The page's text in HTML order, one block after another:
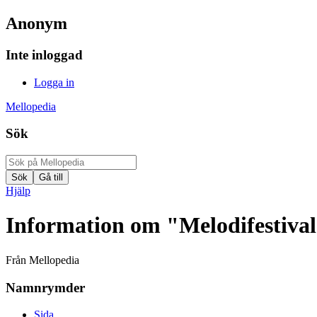
Anonym
Inte inloggad
Logga in
Mellopedia
Sök
Hjälp
Information om
Från Mellopedia
Namnrymder